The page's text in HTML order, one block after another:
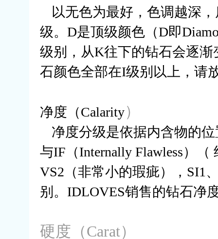
以无色为最好，色调越深
级。 D是顶级颜色（D即
级别，从K往下的钻石会逐
石颜色全部在I级别以上，请
净度（Calarity）
净度分级是依据内含物的
与IF （Internally Flawless）（
VS2 （非常小的瑕疵）， SI1
别。 IDLOVES销售的钻石净
硬度（Carat）